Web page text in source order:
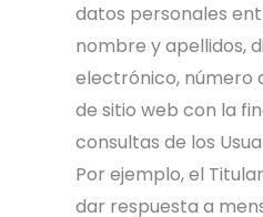
datos personales
nombre y apellidos,
electrónico, número
de sitio web con la
consultas de los
Por ejemplo, el
dar respuesta a